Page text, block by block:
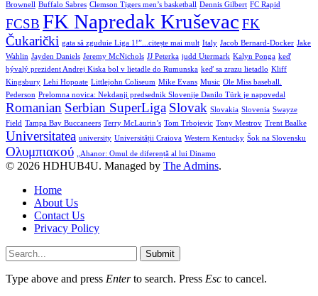
Brownell Buffalo Sabres Clemson Tigers men’s basketball Dennis Gilbert FC Rapid
FCSB FK Napredak Kruševac FK
Čukarički gata să zguduie Liga 1!”...citește mai mult Italy Jacob Bernard-Docker Jake
Wahlin Jayden Daniels Jeremy McNichols JJ Peterka judd Utermark Kalyn Ponga keď
bývalý prezident Andrej Kiska bol v lietadle do Rumunska keď sa zrazu lietadlo Kliff
Kingsbury Lehi Hopoate Littlejohn Coliseum Mike Evans Music Ole Miss baseball.
Pederson Prelomna novica: Nekdanji predsednik Slovenije Danilo Türk je napovedal
Romanian Serbian SuperLiga Slovak Slovakia Slovenia Swayze
Field Tampa Bay Buccaneers Terry McLaurin’s Tom Trbojevic Tony Mestrov Trent Baalke
Universitatea university Universității Craiova Western Kentucky Šok na Slovensku
Ολυμπιακού „Ahanor: Omul de diferență al lui Dinamo
© 2026 HDHUB4U. Managed by The Admins.
Home
About Us
Contact Us
Privacy Policy
Submit
Type above and press Enterto search. Press Esc to cancel.